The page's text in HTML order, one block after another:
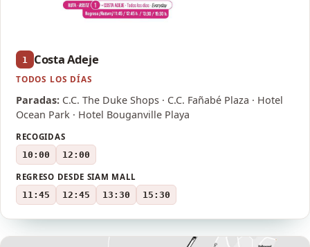
1 Costa Adeje
TODOS LOS DÍAS
Paradas: C.C. The Duke Shops · C.C. Fañabé Plaza · Hotel
Ocean Park · Hotel Bouganville Playa
RECOGIDAS
10:00
12:00
REGRESO DESDE SIAM MALL
11:45
12:45 13:30 15:30